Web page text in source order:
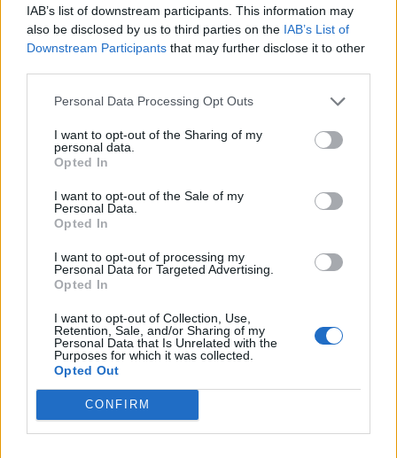
IAB’s list of downstream participants. This information may
also be disclosed by us to third parties on the IAB’s List of
Downstream Participants that may further disclose it to other
Personal Data Processing Opt Outs
I want to opt-out of the Sharing of my
personal data.
Opted In
I want to opt-out of the Sale of my
Personal Data.
Opted In
I want to opt-out of processing my
Personal Data for Targeted Advertising.
Opted In
I want to opt-out of Collection, Use,
Retention, Sale, and/or Sharing of my
Personal Data that Is Unrelated with the
Purposes for which it was collected.
Opted Out
CONFIRM
Reformas 10 Madrid
reformas de casas, pisos, oficinas y locales en Madrid,
Reformas 10 tiene como valor principal la
como en las opiniones de sus clientes resalten la
profesionalidad, el cumplimiento de plazos y el trato
actualizarse en las últimas tendencias y el resultado
de sus reformas muestra claramente la unión entre
un trabajo bien hecho por profesionales
experimentados con diseños y estéticas
atemporales que introducen las últimas
innovaciones. Esto nos hace enmarcarla como una